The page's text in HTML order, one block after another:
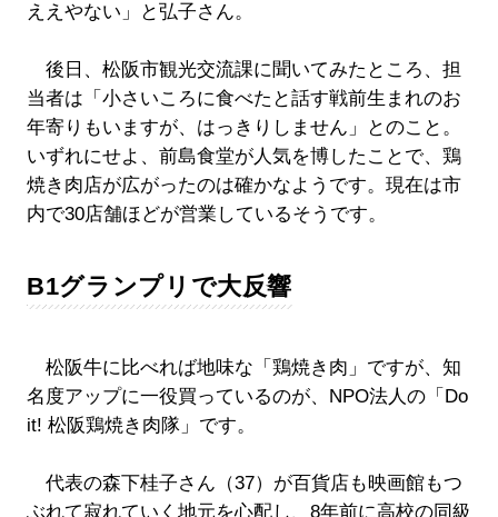
ええやない」と弘子さん。
後日、松阪市観光交流課に聞いてみたところ、担
当者は「小さいころに食べたと話す戦前生まれのお
年寄りもいますが、はっきりしません」とのこと。
いずれにせよ、前島食堂が人気を博したことで、鶏
焼き肉店が広がったのは確かなようです。現在は市
内で30店舗ほどが営業しているそうです。
B1グランプリで大反響
松阪牛に比べれば地味な「鶏焼き肉」ですが、知
名度アップに一役買っているのが、NPO法人の「Do
it! 松阪鶏焼き肉隊」です。
代表の森下桂子さん（37）が百貨店も映画館もつ
ぶれて寂れていく地元を心配し、8年前に高校の同級